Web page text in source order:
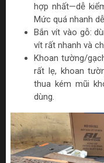
hợp nhất—dễ
Mức quá nhanh
Bắn vít vào gỗ:
vít rất nhanh và
Khoan tường/
rất lẹ, khoan
thua kém mũi
dùng.